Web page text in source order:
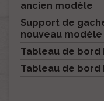
ancien modèle
Support de
nouveau modèle
Tableau de bord
Tableau de bord